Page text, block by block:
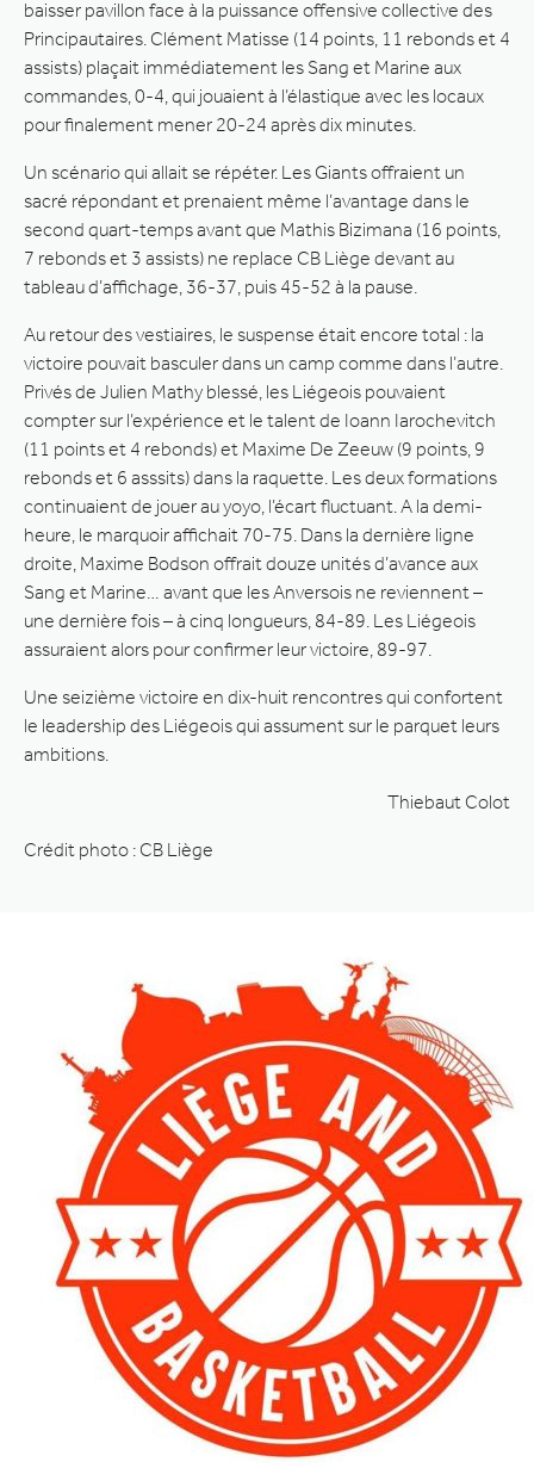
baisser pavillon face à la puissance offensive collective des
Principautaires. Clément Matisse (14 points, 11 rebonds et 4
assists) plaçait immédiatement les Sang et Marine aux
commandes, 0-4, qui jouaient à l’élastique avec les locaux
pour finalement mener 20-24 après dix minutes.
Un scénario qui allait se répéter. Les Giants offraient un
sacré répondant et prenaient même l’avantage dans le
second quart-temps avant que Mathis Bizimana (16 points,
7 rebonds et 3 assists) ne replace CB Liège devant au
tableau d’affichage, 36-37, puis 45-52 à la pause.
Au retour des vestiaires, le suspense était encore total : la
victoire pouvait basculer dans un camp comme dans l’autre.
Privés de Julien Mathy blessé, les Liégeois pouvaient
compter sur l’expérience et le talent de Ioann Iarochevitch
(11 points et 4 rebonds) et Maxime De Zeeuw (9 points, 9
rebonds et 6 asssits) dans la raquette. Les deux formations
continuaient de jouer au yoyo, l’écart fluctuant. A la demi-
heure, le marquoir affichait 70-75. Dans la dernière ligne
droite, Maxime Bodson offrait douze unités d’avance aux
Sang et Marine… avant que les Anversois ne reviennent –
une dernière fois – à cinq longueurs, 84-89. Les Liégeois
assuraient alors pour confirmer leur victoire, 89-97.
Une seizième victoire en dix-huit rencontres qui confortent
le leadership des Liégeois qui assument sur le parquet leurs
ambitions.
Thiebaut Colot
Crédit photo : CB Liège